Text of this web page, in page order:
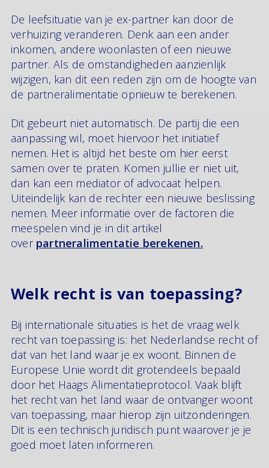
De leefsituatie van je ex-partner kan door de
verhuizing veranderen. Denk aan een ander
inkomen, andere woonlasten of een nieuwe
partner. Als de omstandigheden aanzienlijk
wijzigen, kan dit een reden zijn om de hoogte van
de partneralimentatie opnieuw te berekenen.
Dit gebeurt niet automatisch. De partij die een
aanpassing wil, moet hiervoor het initiatief
nemen. Het is altijd het beste om hier eerst
samen over te praten. Komen jullie er niet uit,
dan kan een mediator of advocaat helpen.
Uiteindelijk kan de rechter een nieuwe beslissing
nemen. Meer informatie over de factoren die
meespelen vind je in dit artikel
over partneralimentatie berekenen.
Welk recht is van toepassing?
Bij internationale situaties is het de vraag welk
recht van toepassing is: het Nederlandse recht of
dat van het land waar je ex woont. Binnen de
Europese Unie wordt dit grotendeels bepaald
door het Haags Alimentatieprotocol. Vaak blijft
het recht van het land waar de ontvanger woont
van toepassing, maar hierop zijn uitzonderingen.
Dit is een technisch juridisch punt waarover je je
goed moet laten informeren.